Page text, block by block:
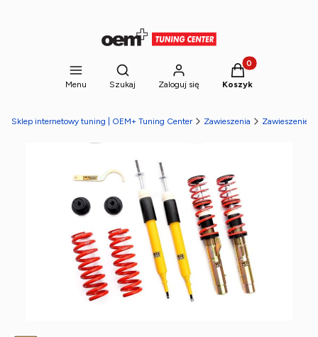
Menu
Otwórz wyszukiwarkę
Szukaj Zaloguj się
Produkty w
Koszyk
Sklep internetowy tuning | OEM+ Tuning Center Zawieszenia Zawieszenie